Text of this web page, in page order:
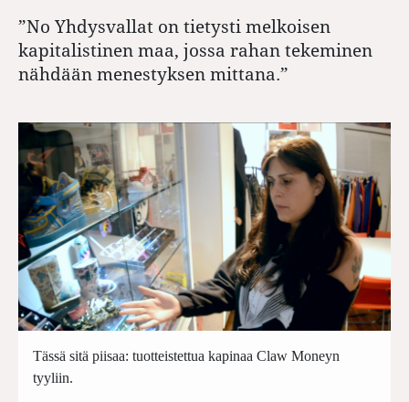
”No Yhdysvallat on tietysti melkoisen
kapitalistinen maa, jossa rahan tekeminen
nähdään menestyksen mittana.”
Tässä sitä piisaa: tuotteistettua kapinaa Claw Moneyn
tyyliin.